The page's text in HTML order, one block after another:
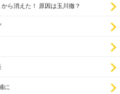
ら消えた！ 原因は玉川徹？
に